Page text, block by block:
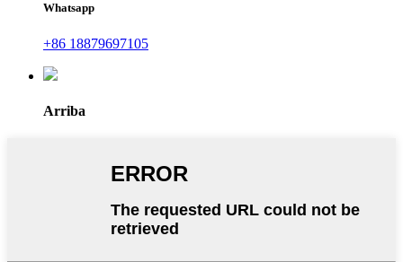
Whatsapp
+86 18879697105
Arriba